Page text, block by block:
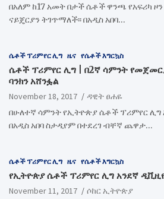
በአለም ከ17 አመት በታች ሴቶች ዋንጫ የአፍሪካ
ናይጄርያን ትገጥማለች፡፡ በአዲስ አበባ…
ሴቶች ፕሪምየር ሊግ ዜና የሴቶች እግርኳስ
​ሴቶች ፕሪምየር ሊግ | በ2ኛ ሳምንት
ባንክን አሸንፏል
November 18, 2017
ዳዊት ፀሐዬ
በሁለተኛ ሳምንት የኢትዮጵያ ሴቶች ፕሪምየር ሊግ
በአዲስ አበባ ስታዲየም በተደረገ ብቸኛ ጨዋታ…
ሴቶች ፕሪምየር ሊግ ዜና የሴቶች እግርኳስ
የኢትዮጵያ ሴቶች ፕሪምየር ሊግ አንደኛ
November 11, 2017
ሶከር ኢትዮጵያ